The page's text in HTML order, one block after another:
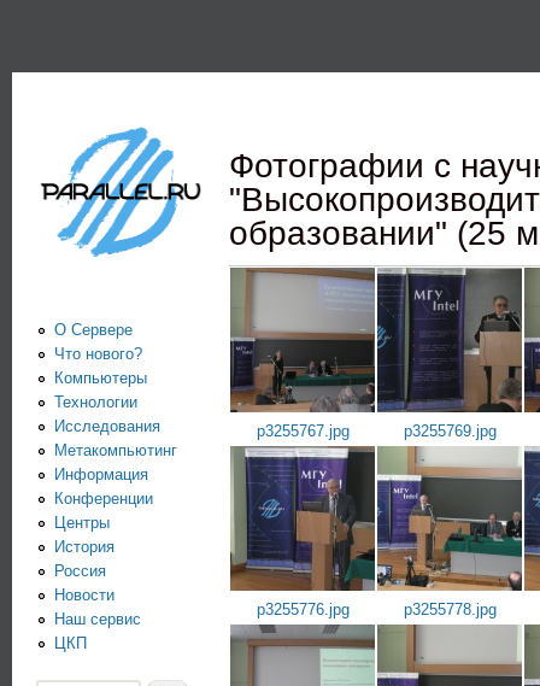
Информационно-
аналитический
центр по
параллельным
вычислениям
Фотографии с
образовании" (25
p3255767.jpg p3255769.jpg
p3255776.jpg p3255778.jpg
О Сервере
Что нового?
Компьютеры
Технологии
Исследования
Метакомпьютинг
Информация
Конференции
Центры
История
Россия
Новости
Наш сервис
ЦКП